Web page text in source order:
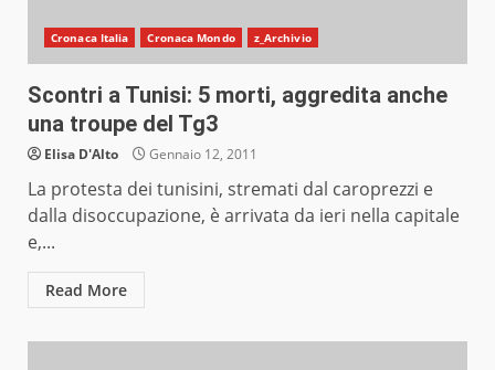
Cronaca Italia Cronaca Mondo z_Archivio
Scontri a Tunisi: 5 morti, aggredita anche
una troupe del Tg3
Elisa D'Alto Gennaio 12, 2011
La protesta dei tunisini, stremati dal caroprezzi e
dalla disoccupazione, è arrivata da ieri nella capitale
e,...
Read More